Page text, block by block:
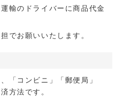
輸のドライバーに商品代金
でお願いいたします。
「コンビニ」「郵便局」
方法です。